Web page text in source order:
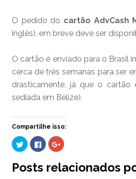
O pedido do cartão AdvCash
inglês), em breve deve ser
O cartão é enviado para o Brasil
cerca de três semanas para ser
drasticamente, já que o cartão
sediada em Belize).
Compartilhe isso:
Clique
para
compartilhar
Twitter(abre
em
Clique
para
compartilhar
Facebook(abre
em
Compartilhe
no
em
nova
Posts relacionados